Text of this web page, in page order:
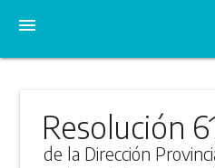
menu
Resolución
de la Dirección